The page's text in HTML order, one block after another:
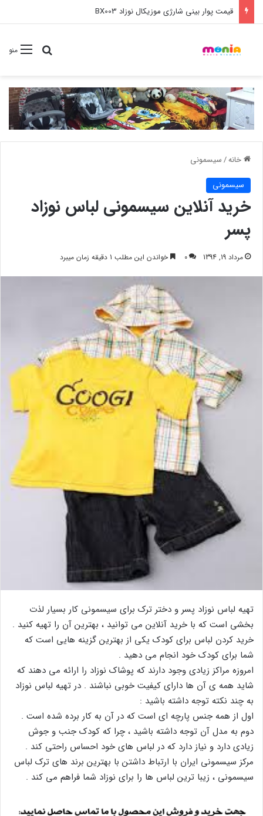
خرید عمده ست مانیکور نوزاد خارجی
منوجستجو
خانه/سیسمونی
سیسمونی
خرید آنلاین سیسمونی لباس نوزاد
پسر
مرداد 19, 1394 0 خواندن این مطلب 1 دقیقه زمان میبرد
تهیه لباس نوزاد پسر و دختر ترک برای سیسمونی کار بسیار لذت
بخشی است که با خرید آنلاین می توانید ، بهترین آن را تهیه کنید .
خرید کردن لباس برای کودک یکی از بهترین گزینه هایی است که
شما برای کودک خود انجام می دهید .
امروزه مراکز زیادی وجود دارند که پوشاک نوزاد را ارائه می دهند که
شاید همه ی آن ها دارای کیفیت خوبی نباشند . در تهیه لباس نوزاد
به چند نکته توجه داشته باشید :
اول از همه جنس پارچه ای است که در آن به کار برده شده است .
دوم به مدل آن توجه داشته باشید ، چرا که کودک جنب و جوش
زیادی دارد و نیاز دارد که در لباس های خود احساس راحتی کند .
مرکز سیسمونی ایران با ارتباط داشتن با بهترین برند های ترک لباس
سیسمونی ، زیبا ترین لباس ها را برای نوزاد شما فراهم می کند .